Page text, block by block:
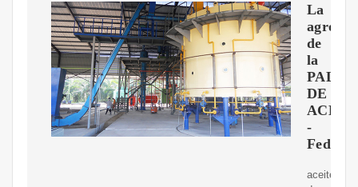
La
de
la
DE
-
aceite